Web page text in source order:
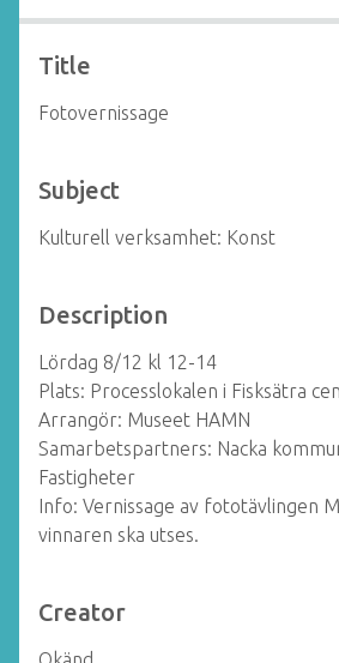
Title
Fotovernissage
Subject
Kulturell verksamhet: Konst
Description
Lördag 8/12 kl 12-14
Plats: Processlokalen i Fisksätra
Arrangör: Museet HAMN
Samarbetspartners: Nacka
Fastigheter
Info: Vernissage av fototävlingen
vinnaren ska utses.
Creator